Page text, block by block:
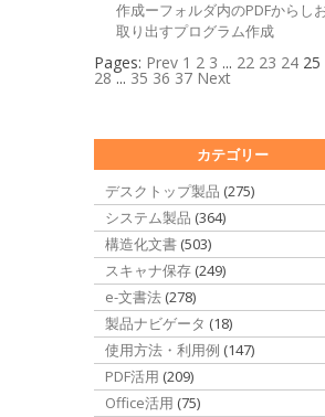
作成ーフォルダ内のPDFからし
取り出すプログラム作成
Pages: Prev 1 2 3 ... 22 23 24 25
28 ... 35 36 37 Next
カテゴリー
デスクトップ製品 (275)
システム製品 (364)
構造化文書 (503)
スキャナ保存 (249)
e-文書法 (278)
製品ナビゲータ (18)
使用方法・利用例 (147)
PDF活用 (209)
Office活用 (75)